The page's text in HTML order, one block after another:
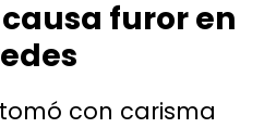
furor en
con carisma